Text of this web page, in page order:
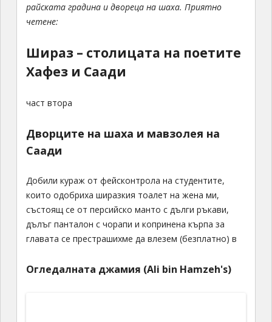
райската градина и двореца на шаха. Приятно
четене:
Шираз – столицата на поетите
Хафез и Саади
част втора
Дворците на шаха и мавзолея на
Саади
Добили кураж от фейсконтрола на студентите,
които одобриха ширазкия тоалет на жена ми,
състоящ се от персийско манто с дълги ръкави,
дълъг панталон с чорапи и копринена кърпа за
главата се престрашихме да влезем (безплатно) в
Огледалната джамия (Аli bin Нamzeh's)